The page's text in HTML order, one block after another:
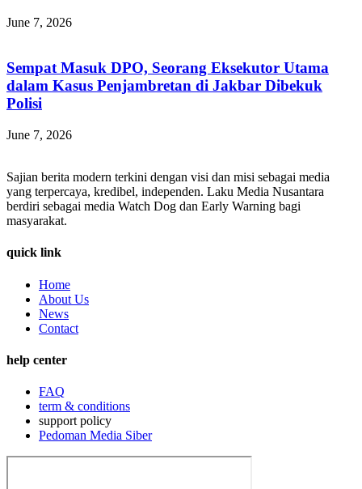
June 7, 2026
Sempat Masuk DPO, Seorang Eksekutor Utama
dalam Kasus Penjambretan di Jakbar Dibekuk
Polisi
June 7, 2026
Sajian berita modern terkini dengan visi dan misi sebagai media
yang terpercaya, kredibel, independen. Laku Media Nusantara
berdiri sebagai media Watch Dog dan Early Warning bagi
masyarakat.
quick link
Home
About Us
News
Contact
help center
FAQ
term & conditions
support policy
Pedoman Media Siber